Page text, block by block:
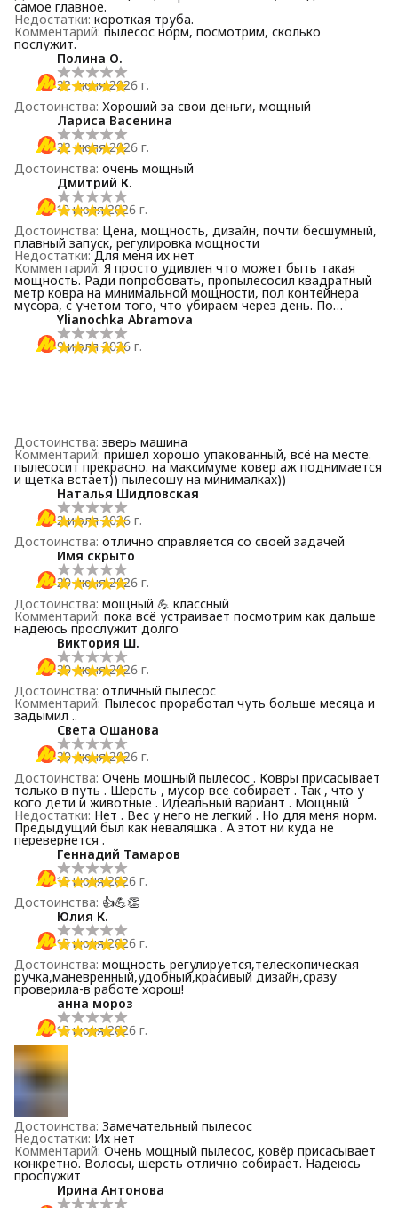
самое главное.
Недостатки: короткая труба.
Комментарий: пылесос норм, посмотрим, сколько
послужит.
Полина О.
22 июля 2026 г.
Достоинства: Хороший за свои деньги, мощный
Лариса Васенина
22 июля 2026 г.
Достоинства: очень мощный
Дмитрий К.
10 июля 2026 г.
Достоинства: Цена, мощность, дизайн, почти бесшумный,
плавный запуск, регулировка мощности
Недостатки: Для меня их нет
Комментарий: Я просто удивлен что может быть такая
мощность. Ради попробовать, пропылесосил квадратный
метр ковра на минимальной мощности, пол контейнера
мусора, с учетом того, что убираем через день. По
сравнению с предыдущим самсунгом работает намного
тише. Контейнер моется очень легко. Увесистый, думаю
Ylianochka Abramova
9 июля 2026 г.
Достоинства: зверь машина
Комментарий: пришел хорошо упакованный, всё на месте.
пылесосит прекрасно. на максимуме ковер аж поднимается
и щетка встает)) пылесошу на минималках))
Наталья Шидловская
2 июля 2026 г.
Достоинства: отлично справляется со своей задачей
Имя скрыто
29 июня 2026 г.
Достоинства: мощный 💪 классный
Комментарий: пока всё устраивает посмотрим как дальше
надеюсь прослужит долго
Виктория Ш.
29 июня 2026 г.
Достоинства: отличный пылесос
Комментарий: Пылесос проработал чуть больше месяца и
задымил ..
Света Ошанова
29 июня 2026 г.
Достоинства: Очень мощный пылесос . Ковры присасывает
только в путь . Шерсть , мусор все собирает . Так , что у
кого дети и животные . Идеальный вариант . Мощный
Недостатки: Нет . Вес у него не легкий . Но для меня норм.
Предыдущий был как неваляшка . А этот ни куда не
перевернется .
Геннадий Тамаров
19 июня 2026 г.
Достоинства: 👍💪👏
Юлия К.
18 июня 2026 г.
Достоинства: мощность регулируется,телескопическая
ручка,маневренный,удобный,красивый дизайн,сразу
проверила-в работе хорош!
анна мороз
18 июня 2026 г.
Достоинства: Замечательный пылесос
Недостатки: Их нет
Комментарий: Очень мощный пылесос, ковёр присасывает
конкретно. Волосы, шерсть отлично собирает. Надеюсь
прослужит
Ирина Антонова